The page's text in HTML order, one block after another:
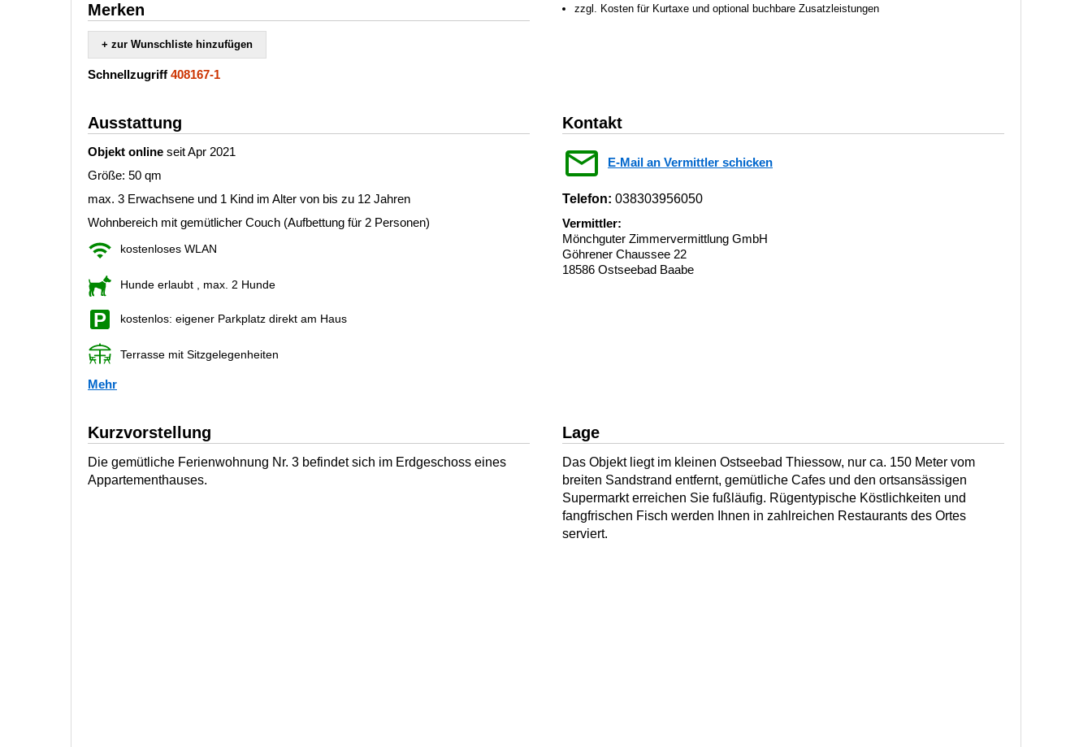
Merken
+ zur Wunschliste hinzufügen
Schnellzugriff 408167-1
zzgl. Kosten für Kurtaxe und optional buchbare Zusatzleistungen
Ausstattung
Objekt online seit Apr 2021
Größe: 50 qm
max. 3 Erwachsene und 1 Kind im Alter von bis zu 12 Jahren
Wohnbereich mit gemütlicher Couch (Aufbettung für 2 Personen)
kostenloses WLAN
Hunde erlaubt , max. 2 Hunde
kostenlos: eigener Parkplatz direkt am Haus
Terrasse mit Sitzgelegenheiten
Mehr
Kontakt
E-Mail an Vermittler schicken
Telefon: 038303956050
Vermittler:
Mönchguter Zimmervermittlung GmbH
Göhrener Chaussee 22
18586 Ostseebad Baabe
Kurzvorstellung
Die gemütliche Ferienwohnung Nr. 3 befindet sich im Erdgeschoss eines
Appartementhauses.
Lage
Das Objekt liegt im kleinen Ostseebad Thiessow, nur ca. 150 Meter vom
breiten Sandstrand entfernt, gemütliche Cafes und den ortsansässigen
Supermarkt erreichen Sie fußläufig. Rügentypische Köstlichkeiten und
fangfrischen Fisch werden Ihnen in zahlreichen Restaurants des Ortes
serviert.